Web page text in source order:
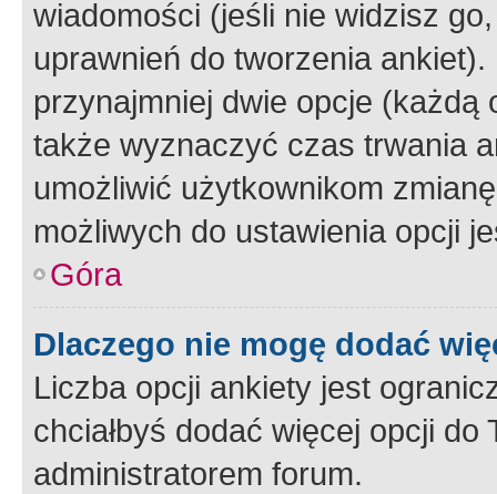
wiadomości (jeśli nie widzisz
uprawnień do tworzenia
przynajmniej dwie opcje
także wyznaczyć czas trwania
umożliwić użytkownikom
możliwych do ustawienia opcji
Góra
Dlaczego nie mogę dodać
Liczba opcji ankiety jest
chciałbyś dodać więcej opcji
administratorem forum.